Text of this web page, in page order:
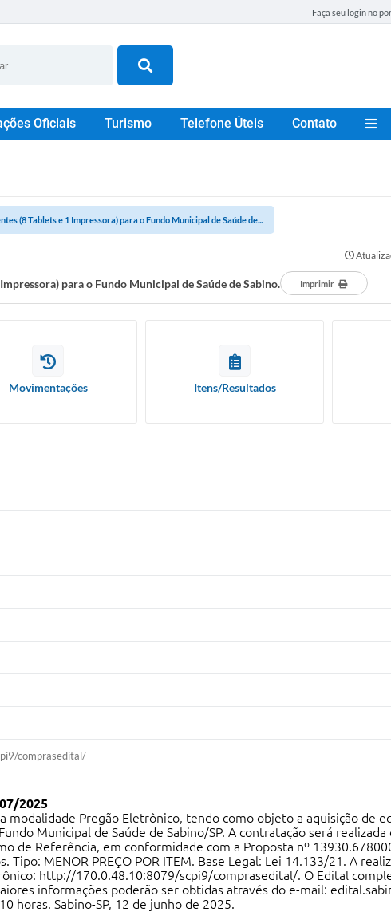
Faça seu login no
Oficiais Turismo Telefone Úteis Contato
(8 Tablets e 1 Impressora) para o Fundo Municipal de Saúde de...
para o Fundo Municipal de Saúde de Sabino. Imprimir
Movimentações Itens/Resultados
comprasedital/
2025
Pregão Eletrônico, tendo como objeto a aquisição de
Municipal de Saúde de Sabino/SP. A contratação será
de Referência, em conformidade com a Proposta nº
MENOR PREÇO POR ITEM. Base Legal: Lei 14.133/21. A
http://170.0.48.10:8079/scpi9/comprasedital/. O Edital
informações poderão ser obtidas através do e-mail:
horas. Sabino-SP, 12 de junho de 2025.